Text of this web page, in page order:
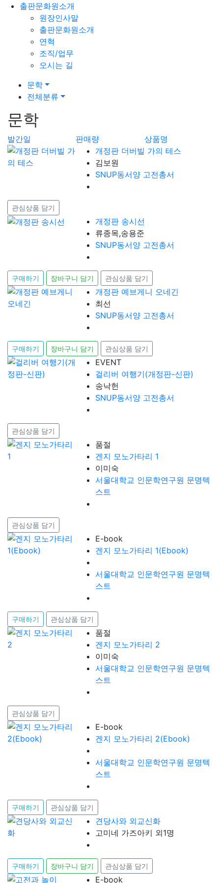
출판문화원소개
원장인사말
출판문화원소개
연혁
조직/업무
오시는 길
문학
전체분류
문학
발간일 판매량
상품명
개정판 더버빌 가의 테스
김보원
SNUP동서양 고전총서
관심상품 담기
개정판 송시선
류종목,송용준
SNUP동서양 고전총서
구매하기 장바구니 담기 관심상품 담기
개정판 예브게니 오네긴
최선
SNUP동서양 고전총서
구매하기 장바구니 담기 관심상품 담기
EVENT
걸리버 여행기(개정판-신판)
송낙헌
SNUP동서양 고전총서
관심상품 담기
품절
겐지 모노가타리 1
이미숙
서울대학교 인문학연구원 문명텍
스트
관심상품 담기
E-book
겐지 모노가타리 1(Ebook)
서울대학교 인문학연구원 문명텍
스트
구매하기 관심상품 담기
품절
겐지 모노가타리 2
이미숙
서울대학교 인문학연구원 문명텍
스트
관심상품 담기
E-book
겐지 모노가타리 2(Ebook)
서울대학교 인문학연구원 문명텍
스트
구매하기 관심상품 담기
견당사와 외교신화
고미네 가즈아키 외1명
구매하기 장바구니 담기 관심상품 담기
E-book